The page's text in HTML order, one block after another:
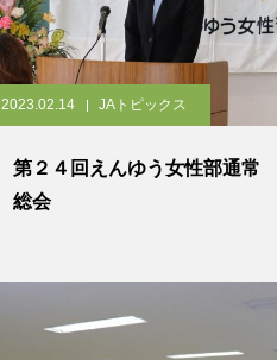
2023.02.14 JAトピックス
第２４回えんゆう女性部通常
総会